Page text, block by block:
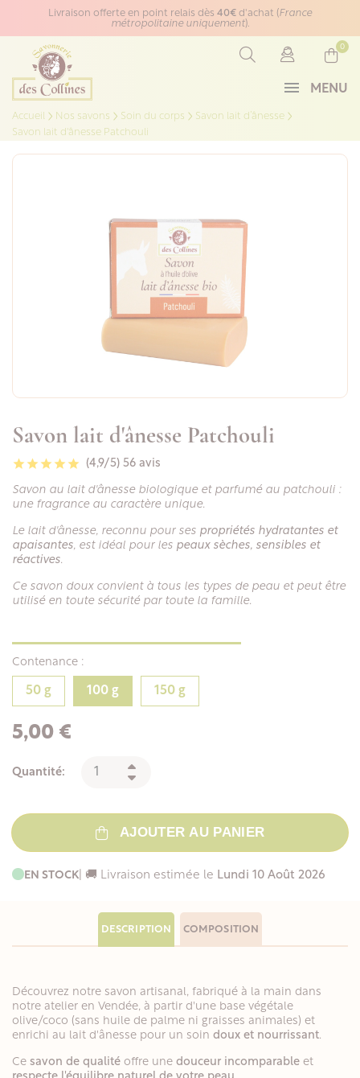
Panneau de gestion des cookies
Livraison offerte en point relais dès 40€ d'achat (France
métropolitaine uniquement).
MENU
0
Accueil Nos savons Soin du corps
Savon lait d’ânesse
Savon lait d'ânesse Patchouli
Savon lait d'ânesse Patchouli
(4,9/5) 56 avis
Savon au lait d'ânesse biologique et parfumé au patchouli :
une fragrance au caractère unique.
Le lait d'ânesse, reconnu pour ses propriétés hydratantes et
apaisantes, est idéal pour les peaux sèches, sensibles et
réactives.
Ce savon doux convient à tous les types de peau et peut être
utilisé en toute sécurité par toute la famille.
Contenance :
50 g 100 g 150 g
5,00 €
Quantité:
AJOUTER AU PANIER
EN STOCK | 🚚 Livraison estimée le Lundi 10 Août 2026
DESCRIPTION COMPOSITION
Découvrez notre savon artisanal, fabriqué à la main dans
notre atelier en Vendée, à partir d'une base végétale
olive/coco (sans huile de palme ni graisses animales) et
enrichi au lait d'ânesse pour un soin doux et nourrissant.
Ce savon de qualité offre une douceur incomparable et